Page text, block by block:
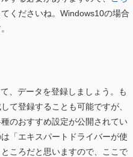
くださいね。Windows10の場合
、データを登録しましょう。も
て登録することも可能ですが、
のおすすめ設定が公開されてい
「エキスパートドライバーが使
ころだと思いますので、ここで